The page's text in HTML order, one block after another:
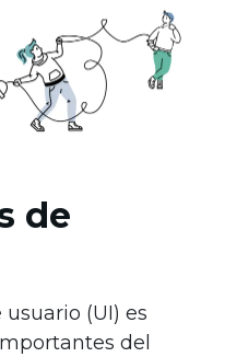
de
(UI) es
del